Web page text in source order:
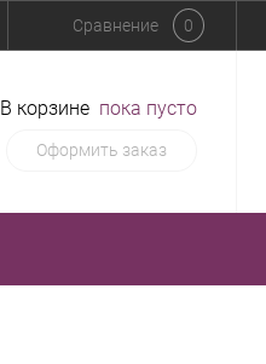
Сравнение 0
В корзине пока пусто
Оформить заказ